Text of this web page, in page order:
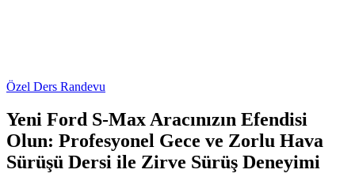
Özel Ders Randevu
Yeni Ford S-Max Aracınızın Efendisi
Olun: Profesyonel Gece ve Zorlu Hava
Sürüşü Dersi ile Zirve Sürüş Deneyimi